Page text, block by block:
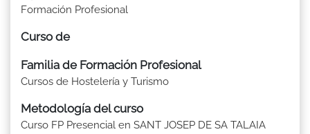
Formación Profesional
Curso de
Familia de Formación Profesional
Cursos de Hostelería y Turismo
Metodología del curso
Curso FP Presencial en SANT JOSEP DE SA TALAIA